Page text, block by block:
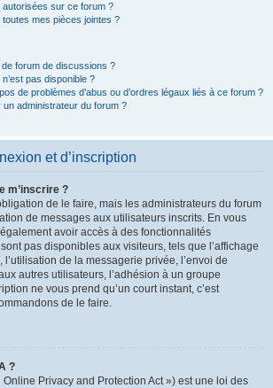
sur ce forum ?
mes pièces jointes ?
forum de discussions ?
pas disponible ?
de problèmes d’abus ou d’ordres légaux liés à ce forum ?
administrateur du forum ?
et d’inscription
m’inscrire ?
de le faire, mais les administrateurs du forum
de messages aux utilisateurs inscrits. En vous
avoir accès à des fonctionnalités
pas disponibles aux visiteurs, tels que l’affichage
l’utilisation de la messagerie privée, l’envoi de
autres utilisateurs, l’adhésion à un groupe
ne vous prend qu’un court instant, c’est
de le faire.
?
Online Privacy and Protection Act ») est une loi des